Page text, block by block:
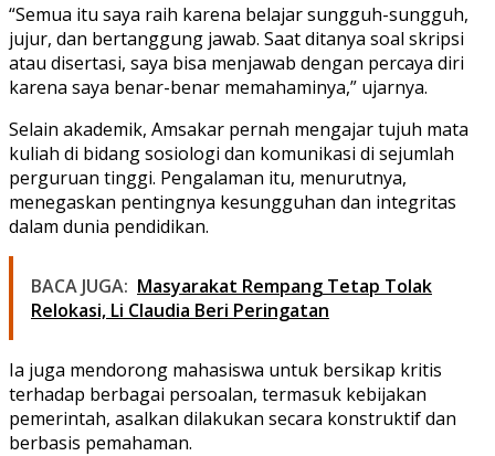
“Semua itu saya raih karena belajar sungguh-sungguh,
jujur, dan bertanggung jawab. Saat ditanya soal skripsi
atau disertasi, saya bisa menjawab dengan percaya diri
karena saya benar-benar memahaminya,” ujarnya.
Selain akademik, Amsakar pernah mengajar tujuh mata
kuliah di bidang sosiologi dan komunikasi di sejumlah
perguruan tinggi. Pengalaman itu, menurutnya,
menegaskan pentingnya kesungguhan dan integritas
dalam dunia pendidikan.
BACA JUGA: Masyarakat Rempang Tetap Tolak
Relokasi, Li Claudia Beri Peringatan
Ia juga mendorong mahasiswa untuk bersikap kritis
terhadap berbagai persoalan, termasuk kebijakan
pemerintah, asalkan dilakukan secara konstruktif dan
berbasis pemahaman.